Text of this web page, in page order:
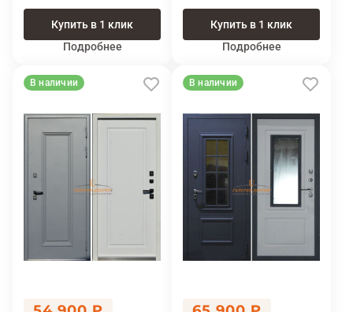
Купить в 1 клик
Подробнее
Купить в 1 клик
Подробнее
В наличии В наличии